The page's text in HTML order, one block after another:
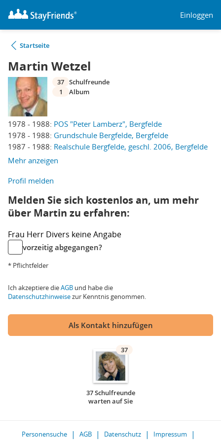
Einloggen
Startseite
Martin Wetzel
1978 - 1988: POS "Peter Lamberz", Bergfelde
1978 - 1988: Grundschule Bergfelde, Bergfelde
1987 - 1988: Realschule Bergfelde, geschl. 2006, Bergfelde
Mehr anzeigen
37 Schulfreunde
1
Album
Profil melden
Melden Sie sich kostenlos an, um mehr
über Martin zu erfahren:
Frau Herr Divers keine Angabe
vorzeitig abgegangen?
* Pflichtfelder
Ich akzeptiere dieAGB und habe die
Datenschutzhinweisezur Kenntnis genommen.
Als Kontakt hinzufügen
37
37 Schulfreunde
warten auf Sie
Personensuche AGB Datenschutz
Impressum